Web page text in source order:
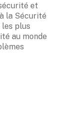
et
la Sécurité
plus
au monde